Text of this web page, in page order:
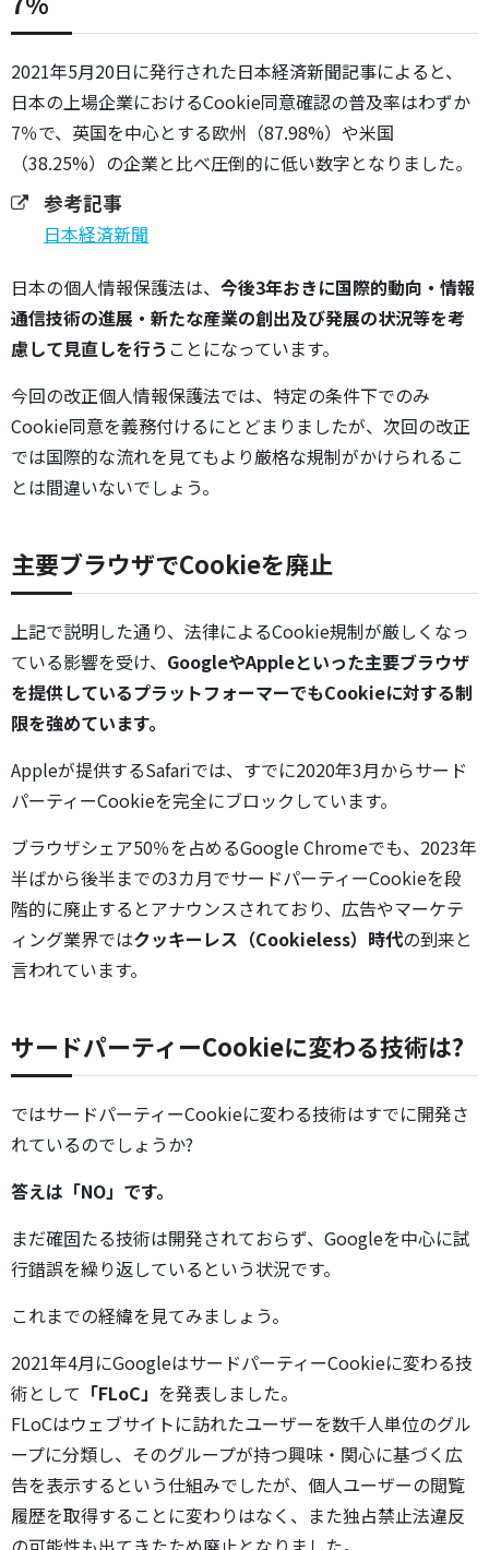
2021年5月20日に発行された日本経済新聞記事によると、
日本の上場企業におけるCookie同意確認の普及率はわずか
7％で、英国を中心とする欧州（87.98%）や米国
（38.25%）の企業と比べ圧倒的に低い数字となりました。
参考記事
日本経済新聞
日本の個人情報保護法は、 今後3年おきに国際的動向・情報
通信技術の進展・新たな産業の創出及び発展の状況等を考
慮して見直しを行う ことになっています。
今回の改正個人情報保護法では、特定の条件下でのみ
Cookie同意を義務付けるにとどまりましたが、次回の改正
では国際的な流れを見てもより厳格な規制がかけられるこ
とは間違いないでしょう。
主要ブラウザでCookieを廃止
上記で説明した通り、法律によるCookie規制が厳しくなっ
ている影響を受け、 GoogleやAppleといった主要ブラウザ
を提供しているプラットフォーマーでもCookieに対する制
限を強めています。
Appleが提供するSafariでは、すでに2020年3月からサード
パーティーCookieを完全にブロックしています。
ブラウザシェア50％を占めるGoogle Chromeでも、2023年
半ばから後半までの3カ月でサードパーティーCookieを段
階的に廃止するとアナウンスされており、広告やマーケテ
ィング業界ではクッキーレス（Cookieless）時代の到来と
言われています。
サードパーティーCookieに変わる技術は?
ではサードパーティーCookieに変わる技術はすでに開発さ
れているのでしょうか?
答えは「NO」です。
まだ確固たる技術は開発されておらず、Googleを中心に試
行錯誤を繰り返しているという状況です。
これまでの経緯を見てみましょう。
2021年4月にGoogleはサードパーティーCookieに変わる技
術として 「FLoC」 を発表しました。
FLoCはウェブサイトに訪れたユーザーを数千人単位のグル
ープに分類し、そのグループが持つ興味・関心に基づく広
告を表示するという仕組みでしたが、個人ユーザーの閲覧
履歴を取得することに変わりはなく、また独占禁止法違反